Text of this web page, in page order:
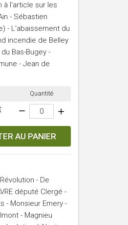
à l'article sur les
- Sébastien
- L'abaissement du
incendie de Belley
Bas-Bugey -
- Jean de
Quantité
AU PANIER
- De
député Clergé -
- Monsieur Emery -
- Magnieu